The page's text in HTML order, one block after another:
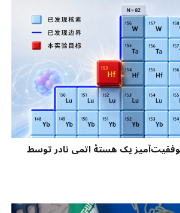
یک هستهٔ اتمی نادر توسط